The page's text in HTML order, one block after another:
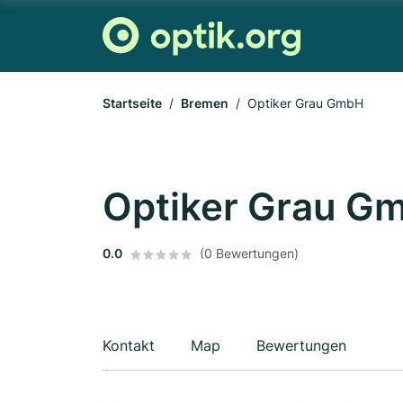
Startseite Bremen Optiker Grau GmbH
Optiker Grau
0.0 (0 Bewertungen)
Kontakt Map Bewertungen